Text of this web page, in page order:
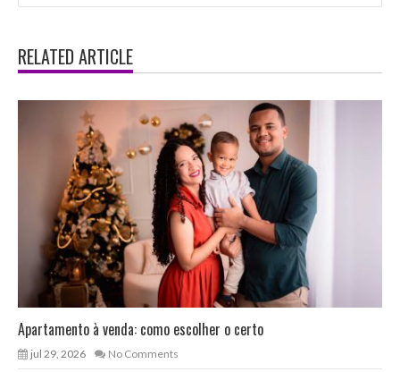
RELATED ARTICLE
Apartamento à venda: como escolher o certo
jul 29, 2026 No Comments